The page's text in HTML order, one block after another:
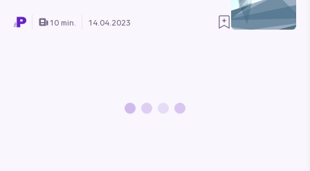
10 min. 14.04.2023